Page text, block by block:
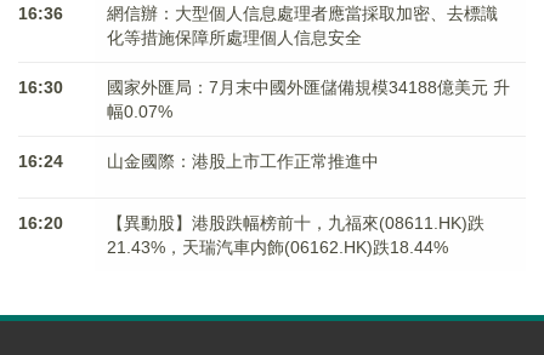
16:36
網信辦：大型個人信息處理者應當採取加密、去標識
化等措施保障所處理個人信息安全
16:30
國家外匯局：7月末中國外匯儲備規模34188億美元 升
幅0.07%
16:24 山金國際：港股上市工作正常推進中
16:20
【異動股】港股跌幅榜前十，九福來(08611.HK)跌
21.43%，天瑞汽車内飾(06162.HK)跌18.44%